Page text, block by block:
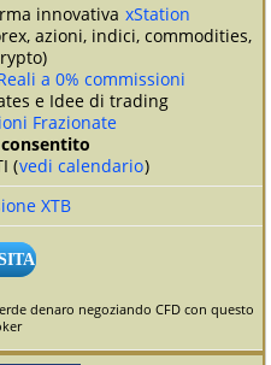
innovativa xStation
azioni, indici, commodities,
a 0% commissioni
e Idee di trading
Frazionate
consentito
(vedi calendario)
XTB
denaro negoziando CFD con questo